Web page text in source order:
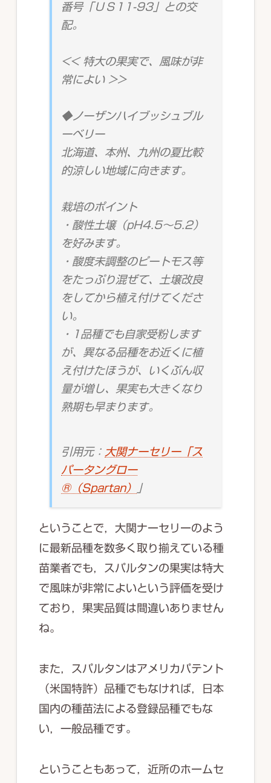
番号「ＵＳ11-93」との交
配。
<< 特大の果実で、風味が非
常によい >>
◆ノーザンハイブッシュブル
ーベリー
北海道、本州、九州の夏比較
的涼しい地域に向きます。
栽培のポイント
・酸性土壌（pH4.5～5.2）
を好みます。
・酸度未調整のピートモス等
をたっぷり混ぜて、土壌改良
をしてから植え付けてくださ
い。
・1品種でも自家受粉します
が、異なる品種をお近くに植
え付けたほうが、いくぶん収
量が増し、果実も大きくなり
熟期も早まります。
引用元： 大関ナーセリー「ス
パータングロー
®（Spartan）
」
ということで，大関ナーセリーのよう
に最新品種を数多く取り揃えている種
苗業者でも，スパルタンの果実は特大
で風味が非常によいという評価を受け
ており，果実品質は間違いありません
ね。
また，スパルタンはアメリカパテント
（米国特許）品種でもなければ，日本
国内の種苗法による登録品種でもな
い，一般品種です。
ということもあって，近所のホームセ